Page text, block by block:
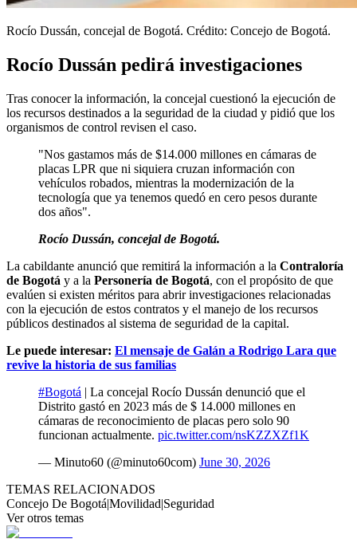
Rocío Dussán, concejal de Bogotá. Crédito: Concejo de Bogotá.
Rocío Dussán pedirá investigaciones
Tras conocer la información, la concejal cuestionó la ejecución de
los recursos destinados a la seguridad de la ciudad y pidió que los
organismos de control revisen el caso.
"Nos gastamos más de $14.000 millones en cámaras de
placas LPR que ni siquiera cruzan información con
vehículos robados, mientras la modernización de la
tecnología que ya tenemos quedó en cero pesos durante
dos años".
Rocío Dussán, concejal de Bogotá.
La cabildante anunció que remitirá la información a la Contraloría
de Bogotá y a la Personería de Bogotá, con el propósito de que
evalúen si existen méritos para abrir investigaciones relacionadas
con la ejecución de estos contratos y el manejo de los recursos
públicos destinados al sistema de seguridad de la capital.
Le puede interesar: El mensaje de Galán a Rodrigo Lara que
revive la historia de sus familias
#Bogotá | La concejal Rocío Dussán denunció que el
Distrito gastó en 2023 más de $ 14.000 millones en
cámaras de reconocimiento de placas pero solo 90
funcionan actualmente. pic.twitter.com/nsKZZXZf1K
— Minuto60 (@minuto60com) June 30, 2026
TEMAS RELACIONADOS
Concejo De Bogotá|Movilidad|Seguridad
Ver otros temas